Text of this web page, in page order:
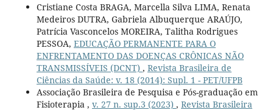
Cristiane Costa BRAGA, Marcella Silva LIMA, Renata
Medeiros DUTRA, Gabriela Albuquerque ARAÚJO,
Patrícia Vasconcelos MOREIRA, Talitha Rodrigues
PESSOA, EDUCAÇÃO PERMANENTE PARA O
ENFRENTAMENTO DAS DOENÇAS CRÔNICAS NÃO
TRANSMISSÍVEIS (DCNT) , Revista Brasileira de
Ciências da Saúde: v. 18 (2014): Supl. 1 - PET/UFPB
Associação Brasileira de Pesquisa e Pós-graduação em
Fisioterapia , v. 27 n. sup.3 (2023) , Revista Brasileira